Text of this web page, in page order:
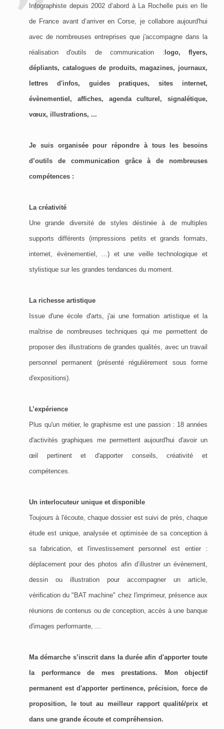
Infographiste depuis 2002 d’abord à La Rochelle puis en Ile
de France avant d’arriver en Corse, je collabore aujourd'hui
avec de nombreuses entreprises que j'accompagne dans la
réalisation d'outils de communication : logo, flyers,
dépliants, catalogues de produits, magazines, journaux,
lettres d'infos, guides pratiques, sites internet,
évènementiel, affiches, agenda culturel, signalétique,
vœux, illustrations, ...
Je suis organisée pour répondre à tous les besoins
d’outils de communication grâce à de nombreuses
compétences :
La créativité
Une grande diversité de styles déstinée à de multiples
supports différents (impressions petits et grands formats,
internet, évènementiel, ...) et une veille technologique et
stylistique sur les grandes tendances du moment.
La richesse artistique
Issue d'une école d'arts, j'ai une formation artistique et la
maîtrise de nombreuses techniques qui me permettent de
proposer des illustrations de grandes qualités, avec un travail
personnel permanent (présenté régulièrement sous forme
d'expositions).
L’expérience
Plus qu'un métier, le graphisme est une passion : 18 années
d'activités graphiques me permettent aujourd'hui d'avoir un
œil pertinent et d'apporter conseils, créativité et
compétences.
Un interlocuteur unique et disponible
Toujours à l'écoute, chaque dossier est suivi de près, chaque
étude est unique, analysée et optimisée de sa conception à
sa fabrication, et l'investissement personnel est entier :
déplacement pour des photos afin d’illustrer un évènement,
dessin ou illustration pour accompagner un article,
vérification du "BAT machine" chez l'imprimeur, présence aux
réunions de contenus ou de conception, accès à une banque
d'images performante, ...
Ma démarche s’inscrit dans la durée afin d'apporter toute
la performance de mes prestations. Mon objectif
permanent est d'apporter pertinence, précision, force de
proposition, le tout au meilleur rapport qualité/prix et
dans une grande écoute et compréhension.